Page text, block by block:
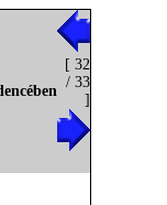
[ 32
/ 33
]